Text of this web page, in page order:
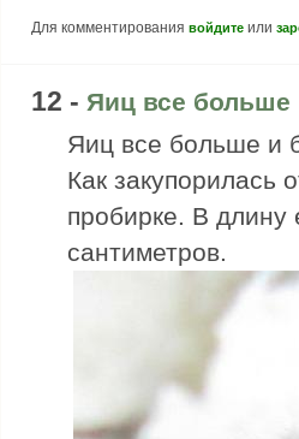
Для комментирования войдите или
12 - Яиц все
Яиц все больше и
Как закупорилась
пробирке. В длину
сантиметров.